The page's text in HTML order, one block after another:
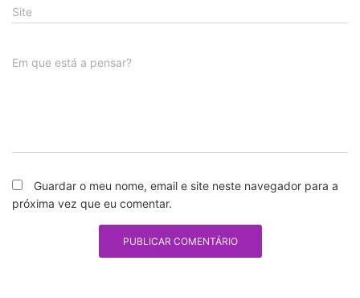
Site
Em que está a pensar?
Guardar o meu nome, email e site neste navegador para a
próxima vez que eu comentar.